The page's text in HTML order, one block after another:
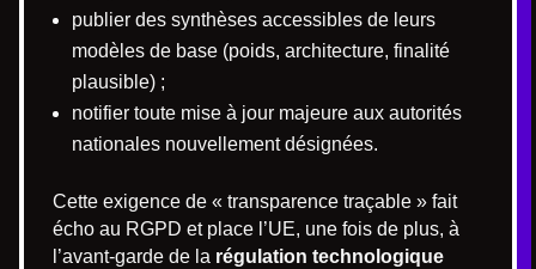
publier des synthèses accessibles de leurs
modèles de base (poids, architecture, finalité
plausible) ;
notifier toute mise à jour majeure aux autorités
nationales nouvellement désignées.
Cette exigence de « transparence traçable » fait
écho au RGPD et place l’UE, une fois de plus, à
l’avant-garde de la régulation technologique